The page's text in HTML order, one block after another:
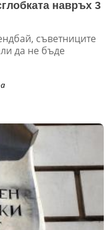
навръх 3
съветниците
да не бъде